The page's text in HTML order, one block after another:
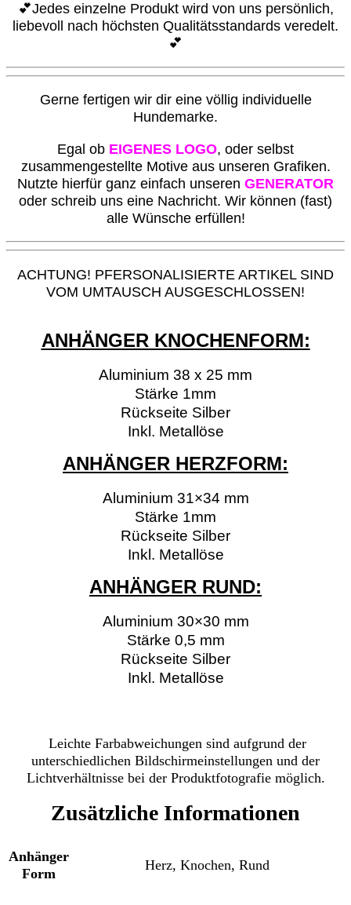
💕Jedes einzelne Produkt wird von uns persönlich,
liebevoll nach höchsten Qualitätsstandards veredelt.
💕
Gerne fertigen wir dir eine völlig individuelle
Hundemarke.
Egal ob EIGENES LOGO, oder selbst
zusammengestellte Motive aus unseren Grafiken.
Nutzte hierfür ganz einfach unseren GENERATOR
oder schreib uns eine Nachricht. Wir können (fast)
alle Wünsche erfüllen!
ACHTUNG! PFERSONALISIERTE ARTIKEL SIND
VOM UMTAUSCH AUSGESCHLOSSEN!
ANHÄNGER KNOCHENFORM:
Aluminium 38 x 25 mm
Stärke 1mm
Rückseite Silber
Inkl. Metallöse
ANHÄNGER HERZFORM:
Aluminium 31×34 mm
Stärke 1mm
Rückseite Silber
Inkl. Metallöse
ANHÄNGER RUND:
Aluminium 30×30 mm
Stärke 0,5 mm
Rückseite Silber
Inkl. Metallöse
Leichte Farbabweichungen sind aufgrund der
unterschiedlichen Bildschirmeinstellungen und der
Lichtverhältnisse bei der Produktfotografie möglich.
Zusätzliche Informationen
Anhänger
Form
Herz, Knochen, Rund